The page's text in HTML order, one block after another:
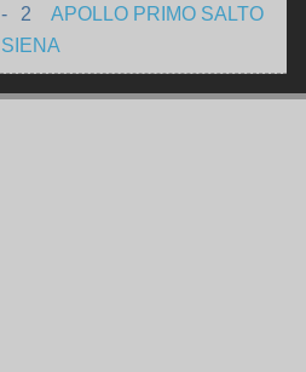
- 2
APOLLO PRIMO SALTO
SIENA